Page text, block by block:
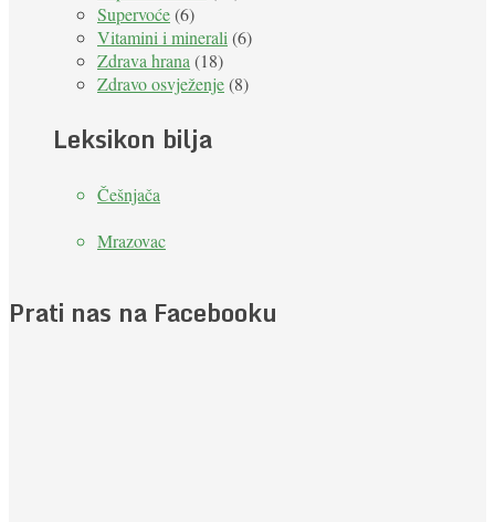
Supervoće(6)
Vitamini i minerali(6)
Zdrava hrana(18)
Zdravo osvježenje(8)
Leksikon bilja
Češnjača
Mrazovac
Prati nas na Facebooku